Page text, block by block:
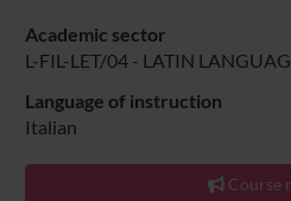
Academic sector
L-FIL-LET/04 - LATIN
Language of instruction
Italian
Course